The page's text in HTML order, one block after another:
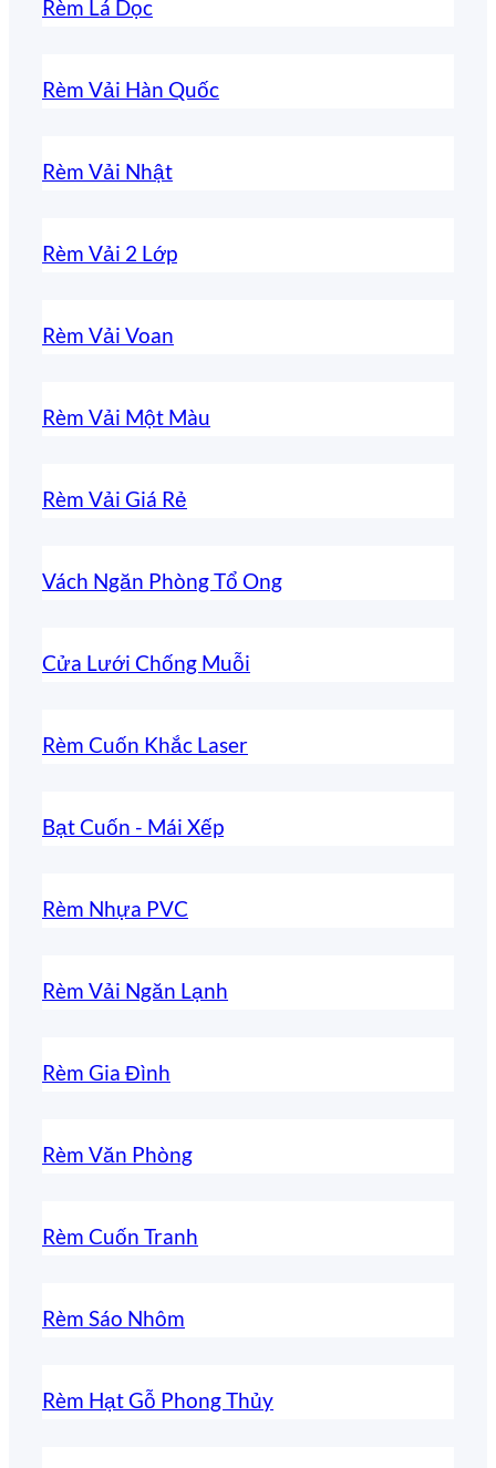
Rèm Lá Dọc
Rèm Vải Hàn Quốc
Rèm Vải Nhật
Rèm Vải 2 Lớp
Rèm Vải Voan
Rèm Vải Một Màu
Rèm Vải Giá Rẻ
Vách Ngăn Phòng Tổ Ong
Cửa Lưới Chống Muỗi
Rèm Cuốn Khắc Laser
Bạt Cuốn - Mái Xếp
Rèm Nhựa PVC
Rèm Vải Ngăn Lạnh
Rèm Gia Đình
Rèm Văn Phòng
Rèm Cuốn Tranh
Rèm Sáo Nhôm
Rèm Hạt Gỗ Phong Thủy